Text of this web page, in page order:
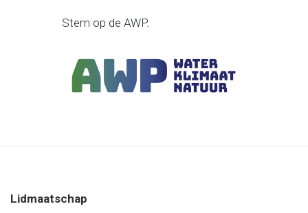
Stem op de AWP.
Lidmaatschap